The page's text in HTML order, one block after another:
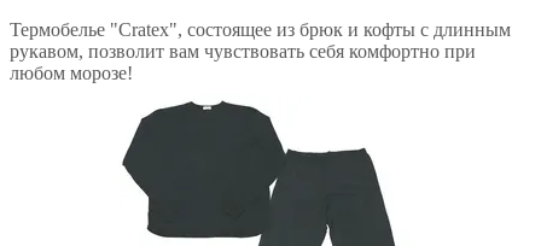
Термобелье "Cratex", состоящее из брюк и кофты с длинным
рукавом, позволит вам чувствовать себя комфортно при
любом морозе!